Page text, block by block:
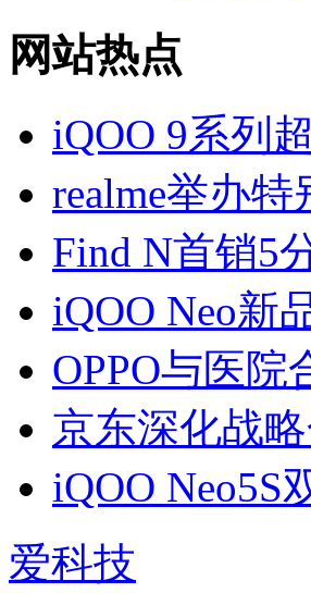
网站热点
iQOO 9系列
realme举办特
Find N首销5
iQOO Neo新
OPPO与医院
京东深化战
iQOO Neo5S
爱科技